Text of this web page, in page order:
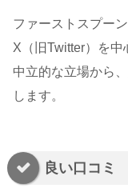
ファーストスプー
X（旧Twitter）を
中立的な立場から
します。
良い口コミ